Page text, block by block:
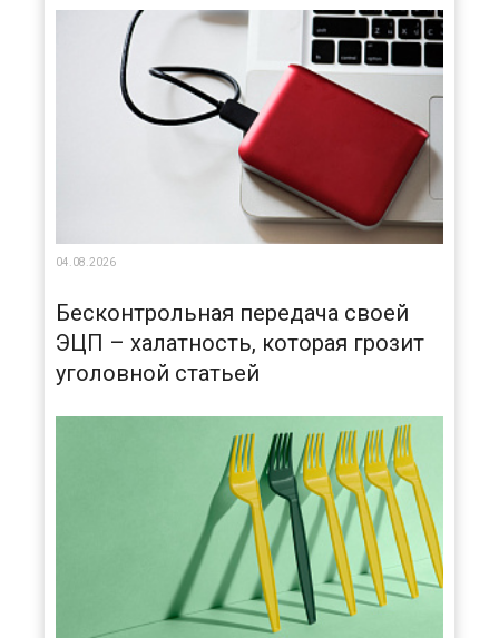
04.08.2026
Бесконтрольная передача своей
ЭЦП – халатность, которая грозит
уголовной статьей